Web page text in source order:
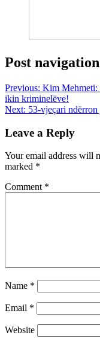
Post navigation
Previous: Kim Mehmeti:
ikin kriminelëve!
Next: 53-vjeçari
Leave a Reply
Your email address will
marked *
Comment *
Name *
Email *
Website